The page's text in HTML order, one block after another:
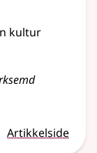
kultur
Artikkelside